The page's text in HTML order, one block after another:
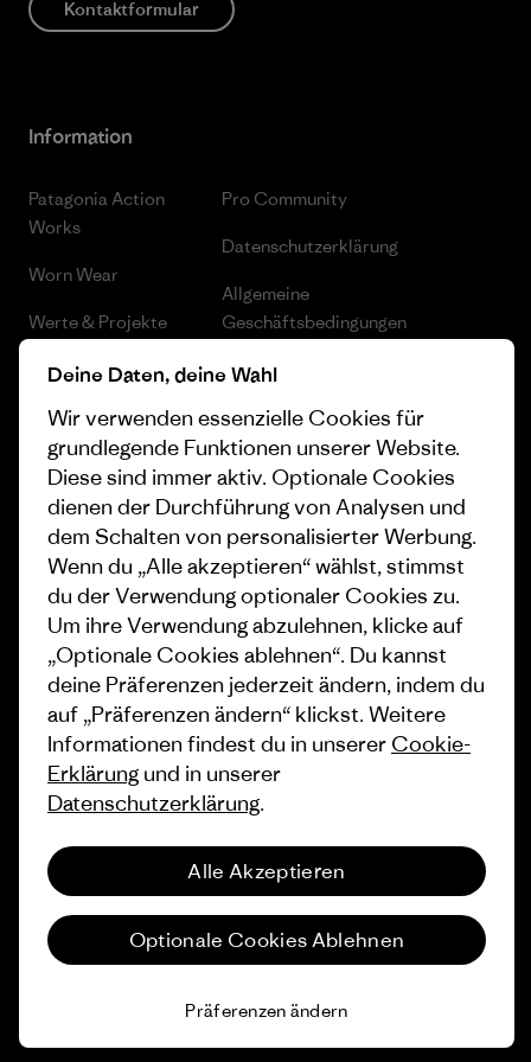
Kontaktformular
Information
Patagonia Action
Works
Worn Wear
Werte & Projekte
Progress Report
Business Unusual
Klimaziele
1% For The Planet
Wie wir finanzieren
Geschenkgutscheine
Stores in deiner Nähe
Pro Community
Datenschutzerklärung
Allgemeine
Geschäftsbedingungen
Cookie Einstellungen
Karriere
Pressekontakt
Industry program
Affiliate-Programm
Patagonia Schweiz
Seitenverzeichnis
© 2026 Patagonia, Inc. All Rights Reserved.
Deine Daten, deine Wahl
Wir verwenden essenzielle Cookies für
grundlegende Funktionen unserer Website.
Diese sind immer aktiv. Optionale Cookies
dienen der Durchführung von Analysen und
dem Schalten von personalisierter Werbung.
Wenn du „Alle akzeptieren“ wählst, stimmst
du der Verwendung optionaler Cookies zu.
Um ihre Verwendung abzulehnen, klicke auf
„Optionale Cookies ablehnen“. Du kannst
deine Präferenzen jederzeit ändern, indem du
auf „Präferenzen ändern“ klickst. Weitere
Informationen findest du in unserer Cookie-
Erklärung und in unserer
Datenschutzerklärung.
Alle Akzeptieren
Optionale Cookies Ablehnen
Präferenzen ändern